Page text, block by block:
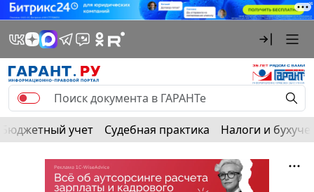
Бюджетный учет Судебная практика Налоги и